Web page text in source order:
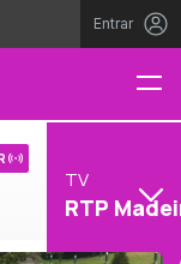
Entrar
TV
RTP